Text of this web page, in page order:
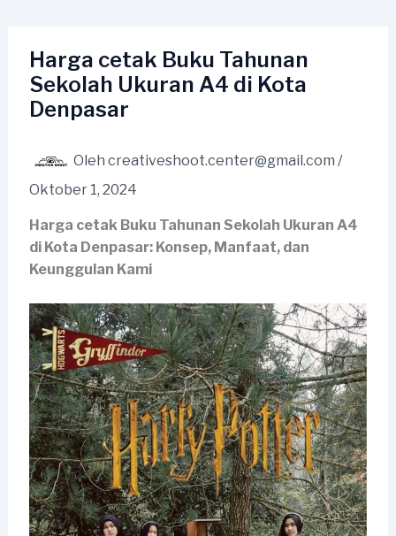
kontenHarga cetak Buku Tahunan
Sekolah Ukuran A4 di Kota
Denpasar
Oleh creativeshoot.center@gmail.com /
Oktober 1, 2024
Harga cetak Buku Tahunan Sekolah Ukuran A4
di Kota Denpasar: Konsep, Manfaat, dan
Keunggulan Kami